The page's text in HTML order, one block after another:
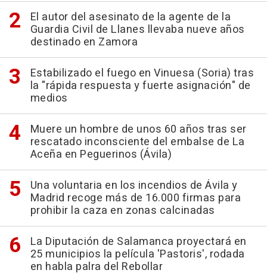
El autor del asesinato de la agente de la
Guardia Civil de Llanes llevaba nueve años
destinado en Zamora
Estabilizado el fuego en Vinuesa (Soria) tras
la "rápida respuesta y fuerte asignación" de
medios
Muere un hombre de unos 60 años tras ser
rescatado inconsciente del embalse de La
Aceña en Peguerinos (Ávila)
Una voluntaria en los incendios de Ávila y
Madrid recoge más de 16.000 firmas para
prohibir la caza en zonas calcinadas
La Diputación de Salamanca proyectará en
25 municipios la película 'Pastoris', rodada
en habla palra del Rebollar